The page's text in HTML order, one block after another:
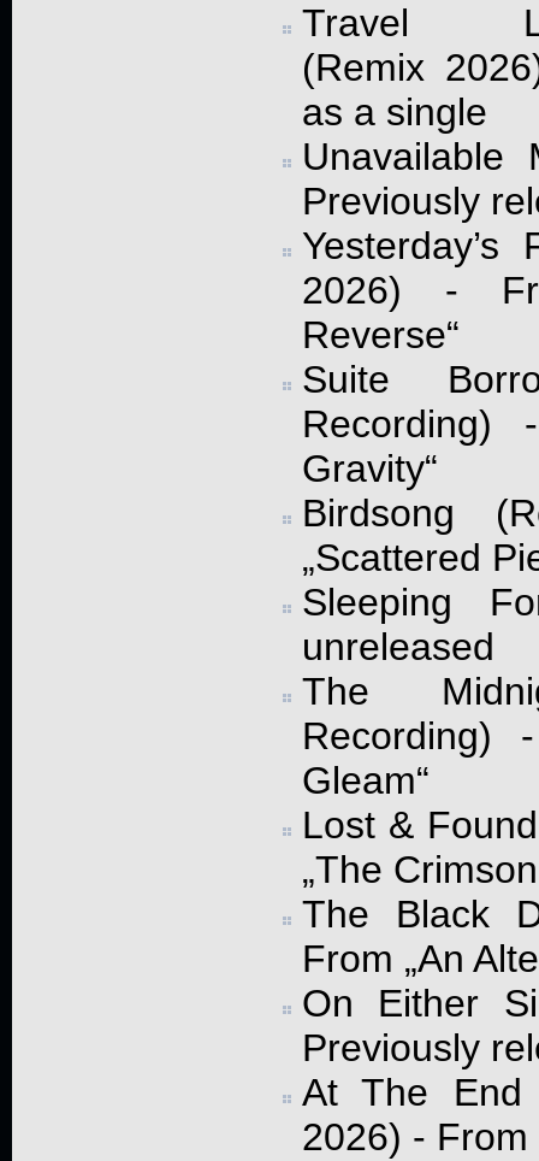
Travel
(Remix
as a single
Unavailable
Previously
2026) -
Reverse“
Suite
Gravity“
Birdsong
„Scattered
Sleeping
unreleased
The
Recording)
Gleam“
Lost &
„The
The Black
From „An
On Either
Previously
At The End
2026) - From